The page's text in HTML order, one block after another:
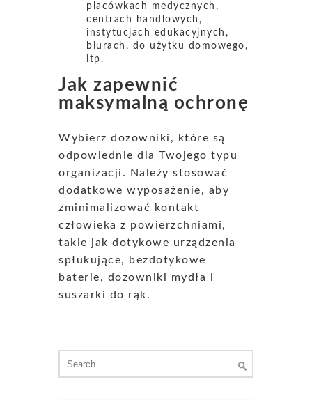
placówkach medycznych,
centrach handlowych,
instytucjach edukacyjnych,
biurach, do użytku domowego,
itp.
Jak zapewnić
maksymalną ochronę
Wybierz dozowniki, które są
odpowiednie dla Twojego typu
organizacji. Należy stosować
dodatkowe wyposażenie, aby
zminimalizować kontakt
człowieka z powierzchniami,
takie jak dotykowe urządzenia
spłukujące, bezdotykowe
baterie, dozowniki mydła i
suszarki do rąk.
for: